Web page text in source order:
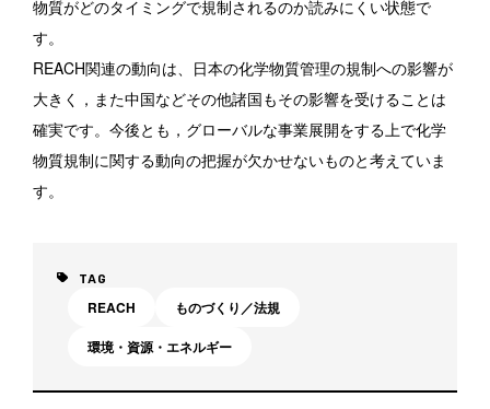
物質がどのタイミングで規制されるのか読みにくい状態で
す。
REACH関連の動向は、日本の化学物質管理の規制への影響が
大きく，また中国などその他諸国もその影響を受けることは
確実です。今後とも，グローバルな事業展開をする上で化学
物質規制に関する動向の把握が欠かせないものと考えていま
す。
TAG
REACH
ものづくり／法規
環境・資源・エネルギー